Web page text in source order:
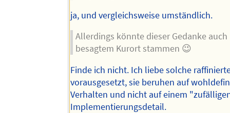
ja, und vergleichsweise umständlich.
Allerdings könnte dieser Gedanke auch
besagtem Kurort stammen 😉
Finde ich nicht. Ich liebe solche
vorausgesetzt, sie beruhen auf
Verhalten und nicht auf einem
Implementierungsdetail.